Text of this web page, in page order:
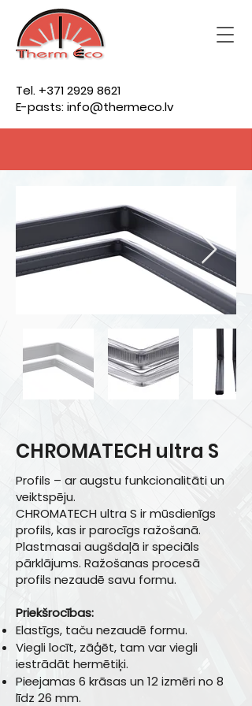
Tel. +371 2929 8621
E-pasts: info@thermeco.lv
CHROMATECH ultra S
Profils – ar augstu funkcionalitāti un
veiktspēju.
CHROMATECH ultra S ir mūsdienīgs
profils, kas ir parocīgs ražošanā.
Plastmasai augšdaļā ir speciāls
pārklājums. Ražošanas procesā
profils nezaudē savu formu.
Priekšrocības:
Elastīgs, taču nezaudē formu.
Viegli locīt, zāģēt, tam var viegli
iestrādāt hermētiķi.
Pieejamas 6 krāsas un 12 izmēri no 8
līdz 26 mm.